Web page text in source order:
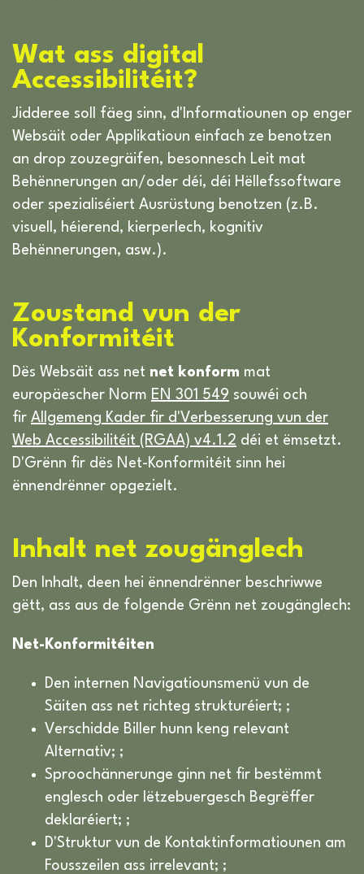
Wat ass digital
Accessibilitéit?
Jidderee soll fäeg sinn, d'Informatiounen op enger
Websäit oder Applikatioun einfach ze benotzen
an drop zouzegräifen, besonnesch Leit mat
Behënnerungen an/oder déi, déi Hëllefssoftware
oder spezialiséiert Ausrüstung benotzen (z.B.
visuell, héierend, kierperlech, kognitiv
Behënnerungen, asw.).
Zoustand vun der
Konformitéit
Dës Websäit ass net net konform mat
europäescher Norm EN 301 549 souwéi och
fir Allgemeng Kader fir d'Verbesserung vun der
Web Accessibilitéit (RGAA) v4.1.2 déi et ëmsetzt.
D'Grënn fir dës Net-Konformitéit sinn hei
ënnendrënner opgezielt.
Inhalt net zougänglech
Den Inhalt, deen hei ënnendrënner beschriwwe
gëtt, ass aus de folgende Grënn net zougänglech:
Net-Konformitéiten
Den internen Navigatiounsmenü vun de
Säiten ass net richteg strukturéiert; ;
Verschidde Biller hunn keng relevant
Alternativ; ;
Sproochännerunge ginn net fir bestëmmt
englesch oder lëtzebuergesch Begrëffer
deklaréiert; ;
D'Struktur vun de Kontaktinformatiounen am
Fousszeilen ass irrelevant; ;